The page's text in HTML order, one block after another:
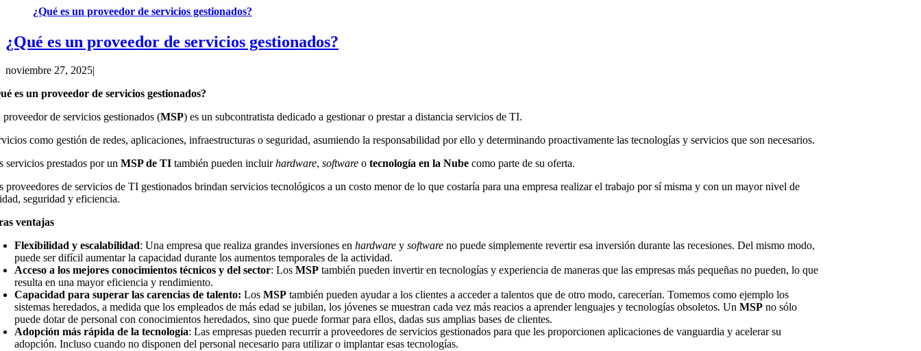
¿Qué es un proveedor de servicios gestionados?
¿Qué es un proveedor de servicios gestionados?
noviembre 27, 2025|
es un proveedor de servicios gestionados?
proveedor de servicios gestionados (MSP) es un subcontratista dedicado a gestionar o prestar a distancia servicios de TI.
como gestión de redes, aplicaciones, infraestructuras o seguridad, asumiendo la responsabilidad por ello y determinando proactivamente las tecnologías y servicios que son necesarios.
servicios prestados por unMSP de TI también pueden incluirhardware,softwareotecnología en la Nube como parte de su oferta.
proveedores de servicios de TI gestionados brindan servicios tecnológicos a un costo menor de lo que costaría para una empresa realizar el trabajo por sí misma y con un mayor nivel de
seguridad y eficiencia.
ventajas
Flexibilidad y escalabilidad: Una empresa que realiza grandes inversiones enhardwareysoftwareno puede simplemente revertir esa inversión durante las recesiones. Del mismo modo,
puede ser difícil aumentar la capacidad durante los aumentos temporales de la actividad.
Acceso a los mejores conocimientos técnicos y del sector: LosMSP también pueden invertir en tecnologías y experiencia de maneras que las empresas más pequeñas no pueden, lo que
resulta en una mayor eficiencia y rendimiento.
Capacidad para superar las carencias de talento: LosMSP también pueden ayudar a los clientes a acceder a talentos que de otro modo, carecerían. Tomemos como ejemplo los
sistemas heredados, a medida que los empleados de más edad se jubilan, los jóvenes se muestran cada vez más reacios a aprender lenguajes y tecnologías obsoletos. UnMSP no sólo
puede dotar de personal con conocimientos heredados, sino que puede formar para ellos, dadas sus amplias bases de clientes.
Adopción más rápida de la tecnología: Las empresas pueden recurrir a proveedores de servicios gestionados para que les proporcionen aplicaciones de vanguardia y acelerar su
adopción. Incluso cuando no disponen del personal necesario para utilizar o implantar esas tecnologías.